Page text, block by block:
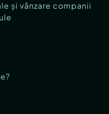
și vânzare companii